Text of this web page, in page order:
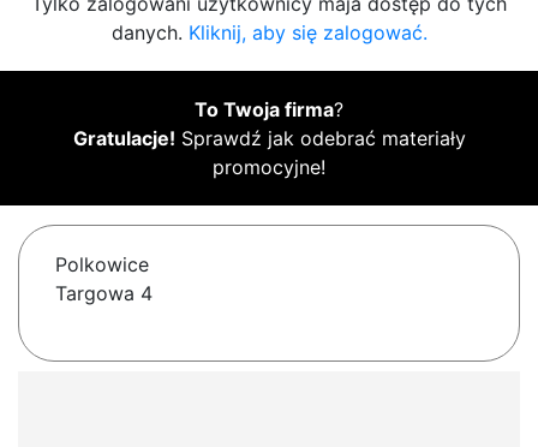
danych. Kliknij, aby się zalogować.
To Twoja firma?
Gratulacje! Sprawdź jak odebrać materiały
promocyjne!
Polkowice
Targowa 4